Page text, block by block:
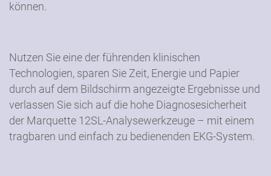
können.
Nutzen Sie eine der führenden klinischen
Technologien, sparen Sie Zeit, Energie und Papier
durch auf dem Bildschirm angezeigte Ergebnisse und
verlassen Sie sich auf die hohe Diagnosesicherheit
der Marquette 12SL-Analysewerkzeuge – mit einem
tragbaren und einfach zu bedienenden EKG-System.